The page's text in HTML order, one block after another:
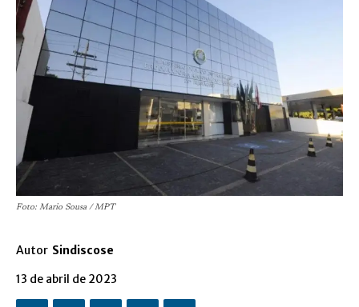
Foto: Mario Sousa / MPT
Autor Sindiscose
13 de abril de 2023